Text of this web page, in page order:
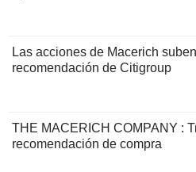
Las acciones de Macerich
recomendación de Citigroup
THE MACERICH COMPANY :
recomendación de compra